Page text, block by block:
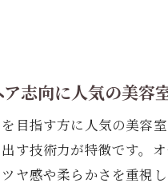
志向に人気の美容
目指す方に人気の美容
す技術力が特徴です。
ヤ感や柔らかさを重視し